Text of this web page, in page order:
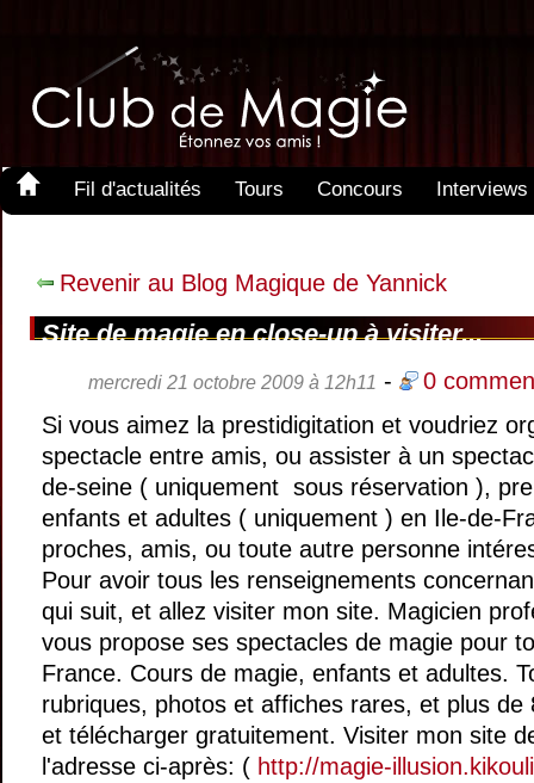
Fil d'actualités Tours Concours Interviews
Revenir au Blog Magique de Yannick
Site de magie en close-up à visiter...
mercredi 21 octobre 2009 à 12h11 -
0
Si vous aimez la prestidigitation et voudriez
spectacle entre amis, ou assister à un
de-seine ( uniquement sous réservation ),
enfants et adultes ( uniquement ) en Ile-de-
proches, amis, ou toute autre personne
Pour avoir tous les renseignements
qui suit, et allez visiter mon site. Magicien
vous propose ses spectacles de magie pour
France. Cours de magie, enfants et adultes.
rubriques, photos et affiches rares, et plus
et télécharger gratuitement. Visiter mon site
l'adresse ci-après: ( http://magie-